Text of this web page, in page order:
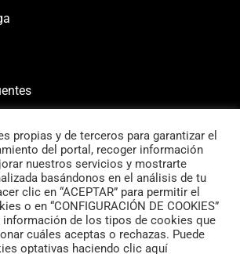
propias y de terceros para garantizar el
del portal, recoger información
nuestros servicios y mostrarte
basándonos en el análisis de tu
clic en “ACEPTAR” para permitir el
o en “CONFIGURACIÓN DE COOKIES”
información de los tipos de cookies que
cuáles aceptas o rechazas. Puede
optativas haciendo clic aquí